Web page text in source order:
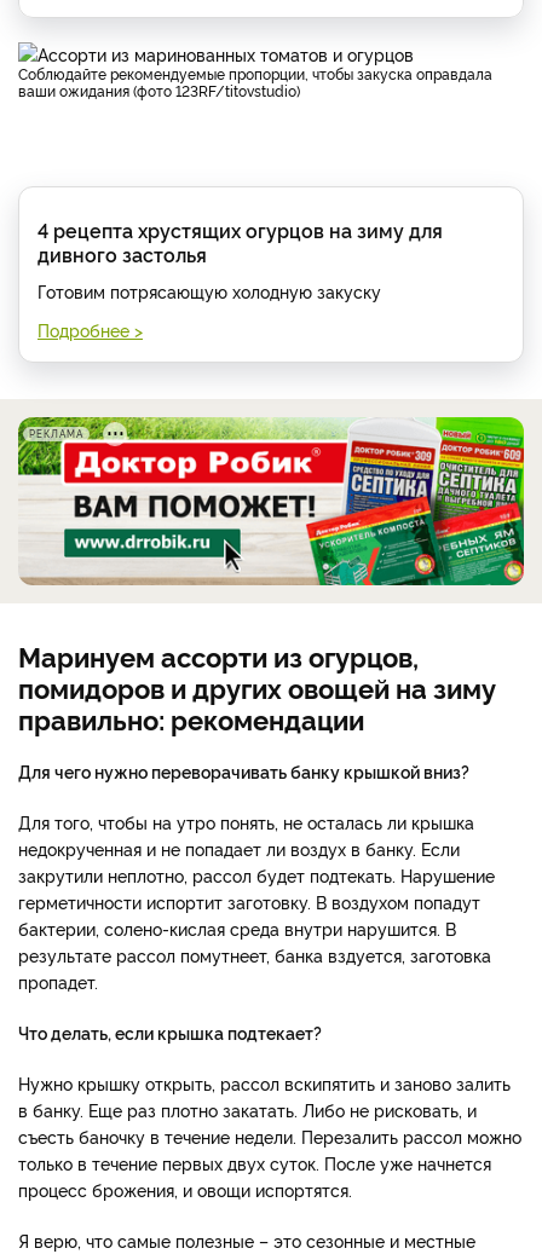
Соблюдайте рекомендуемые пропорции, чтобы закуска оправдала
ваши ожидания (фото 123RF/titovstudio)
4 рецепта хрустящих огурцов на зиму для
дивного застолья
Готовим потрясающую холодную закуску
Подробнее >
РЕКЛАМА
Маринуем ассорти из огурцов,
помидоров и других овощей на зиму
правильно: рекомендации
Для чего нужно переворачивать банку крышкой вниз?
Для того, чтобы на утро понять, не осталась ли крышка
недокрученная и не попадает ли воздух в банку. Если
закрутили неплотно, рассол будет подтекать. Нарушение
герметичности испортит заготовку. В воздухом попадут
бактерии, солено-кислая среда внутри нарушится. В
результате рассол помутнеет, банка вздуется, заготовка
пропадет.
Что делать, если крышка подтекает?
Нужно крышку открыть, рассол вскипятить и заново залить
в банку. Еще раз плотно закатать. Либо не рисковать, и
съесть баночку в течение недели. Перезалить рассол можно
только в течение первых двух суток. После уже начнется
процесс брожения, и овощи испортятся.
Я верю, что самые полезные – это сезонные и местные